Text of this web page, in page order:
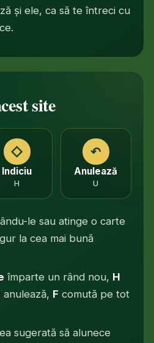
și ele, ca să te întreci cu
site
◇
Indiciu
H
↶
Anulează
U
le sau atinge o carte
la cea mai bună
împarte un rând nou, H
anulează, F comută pe tot
sugerată să alunece